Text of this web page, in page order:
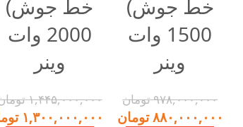
خط جوش)
1500 وات
وینر
۹۷۸,۰۰۰,۰۰۰تومان
۸۸۰,۰۰۰,۰۰۰ تومان
خط جوش)
2000 وات
وینر
۱,۴۴۵,۰۰۰,۰۰۰
۱,۳۰۰,۰۰۰,۰۰۰